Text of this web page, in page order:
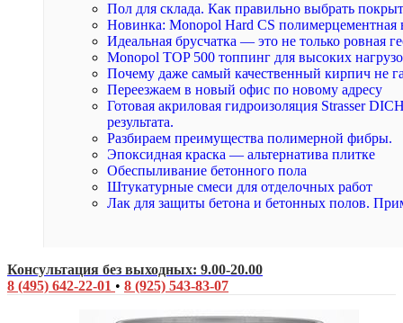
Пол для склада. Как правильно выбрать
Новинка: Monopol Hard CS полимерцементная
Идеальная брусчатка — это не только ровная
Monopol TOP 500 топпинг для высоких
Почему даже самый качественный кирпич не
Переезжаем в новый офис по новому адресу
Готовая акриловая гидроизоляция Strasser
результата.
Разбираем преимущества полимерной фибры.
Эпоксидная краска — альтернатива плитке
Обеспыливание бетонного пола
Штукатурные смеси для отделочных работ
Лак для защиты бетона и бетонных полов.
Консультация без выходных: 9.00-20.00
8 (495) 642-22-01 • 8 (925) 543-83-07